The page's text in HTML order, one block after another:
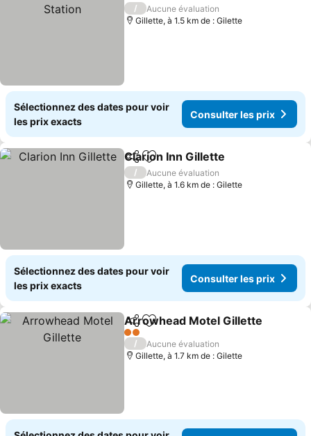
/
Aucune évaluation
Gillette, à 1.5 km de : Gilette
Sélectionnez des dates pour voir
les prix exacts
Consulter les prix
PartagerAjouter à mes favoris
Clarion Inn Gillette
/
Aucune évaluation
Gillette, à 1.6 km de : Gilette
Sélectionnez des dates pour voir
les prix exacts
Consulter les prix
PartagerAjouter à mes favoris
Arrowhead Motel Gillette
2 Étoiles
/
Aucune évaluation
Gillette, à 1.7 km de : Gilette